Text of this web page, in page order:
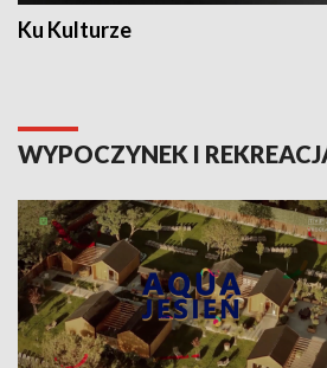
Ku Kulturze
WYPOCZYNEK I